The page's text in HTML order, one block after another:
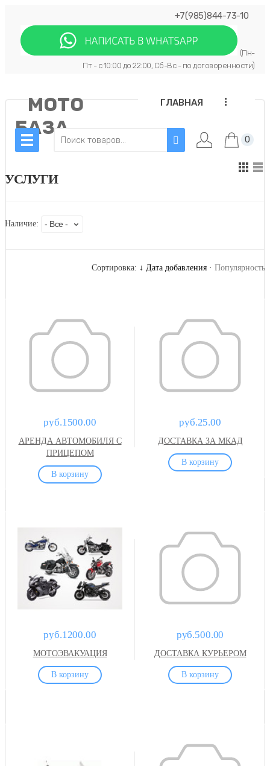
+7(985)844-73-10
(Пн-
Пт - с 10:00 до 22:00, Сб-Вс - по договоренности)
МОТО
БАЗА
ГЛАВНАЯ ...
0
УСЛУГИ
Наличие:
Сортировка: ↓ Дата добавления · Популярность
руб.1500.00
АРЕНДА АВТОМОБИЛЯ С
ПРИЦЕПОМ
руб.25.00
ДОСТАВКА ЗА МКАД
руб.1200.00
МОТОЭВАКУАЦИЯ
руб.500.00
ДОСТАВКА КУРЬЕРОМ